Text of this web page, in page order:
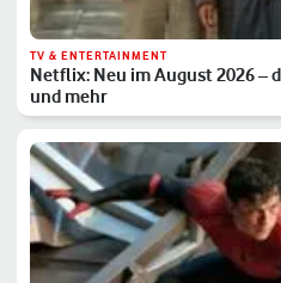
TV & ENTERTAINMENT
Netflix: Neu im August 2026 –
und mehr